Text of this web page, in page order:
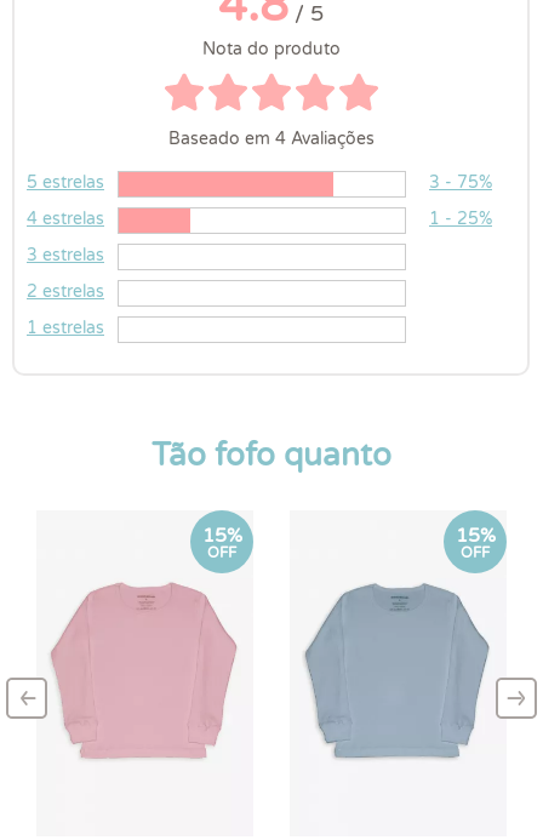
/ 5
Nota do produto
Baseado em 4 Avaliações
5 estrelas
3 - 75%
4 estrelas
1 - 25%
3 estrelas
2 estrelas
1 estrelas
Tão fofo quanto
15%
OFF
15%
OFF
–
‹ –
›